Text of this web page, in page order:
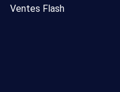
Ventes Flash